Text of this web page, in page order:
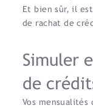
Et bien sûr, il
de rachat de
Simuler
de
Vos mensualités